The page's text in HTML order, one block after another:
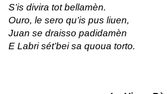
S’is divira tot bellamèn.
Ouro, le sero qu’is pus liuen,
Juan se draisso padidamèn
E Labri sét’bei sa quoua torto.